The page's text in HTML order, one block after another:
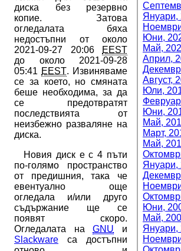
Януари,
Юни,
Май,
Април,
Август,
Юли,
Юни,
Май,
Март,
Май,
Януари,
Юни,
Май,
Януари,
диска без резервно
копие. Затова
огледалата бяха
недостъпни от около
2021-09-27 20:06
EEST
до около 2021-09-28
05:41 EEST. Извиняваме
се за което, но смяната
беше необходима, за да
се предотвратят
последствията от
неизбежно разваляне на
диска.
Новия диск е с 4 пъти
по-голямо пространство
от предишния, така че
евентуално още
огледала и/или друго
съдържание ще се
появят скоро.
Огледалата наGNU и
Slackware са достъпни